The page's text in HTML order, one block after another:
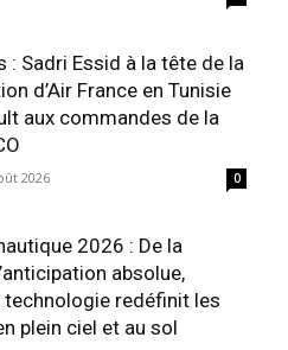
: Sadri Essid à la tête de la
d’Air France en Tunisie
aux commandes de la
2026 0
2026 : De la
absolue,
redéfinit les
plein ciel et au sol